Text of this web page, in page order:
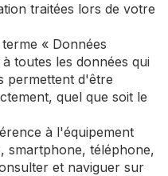
traitées lors de votre
« Données
toutes les données qui
permettent d'être
quel que soit le
à l'équipement
smartphone, téléphone,
et naviguer sur